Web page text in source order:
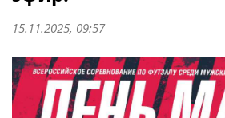
15.11.2025, 09:57